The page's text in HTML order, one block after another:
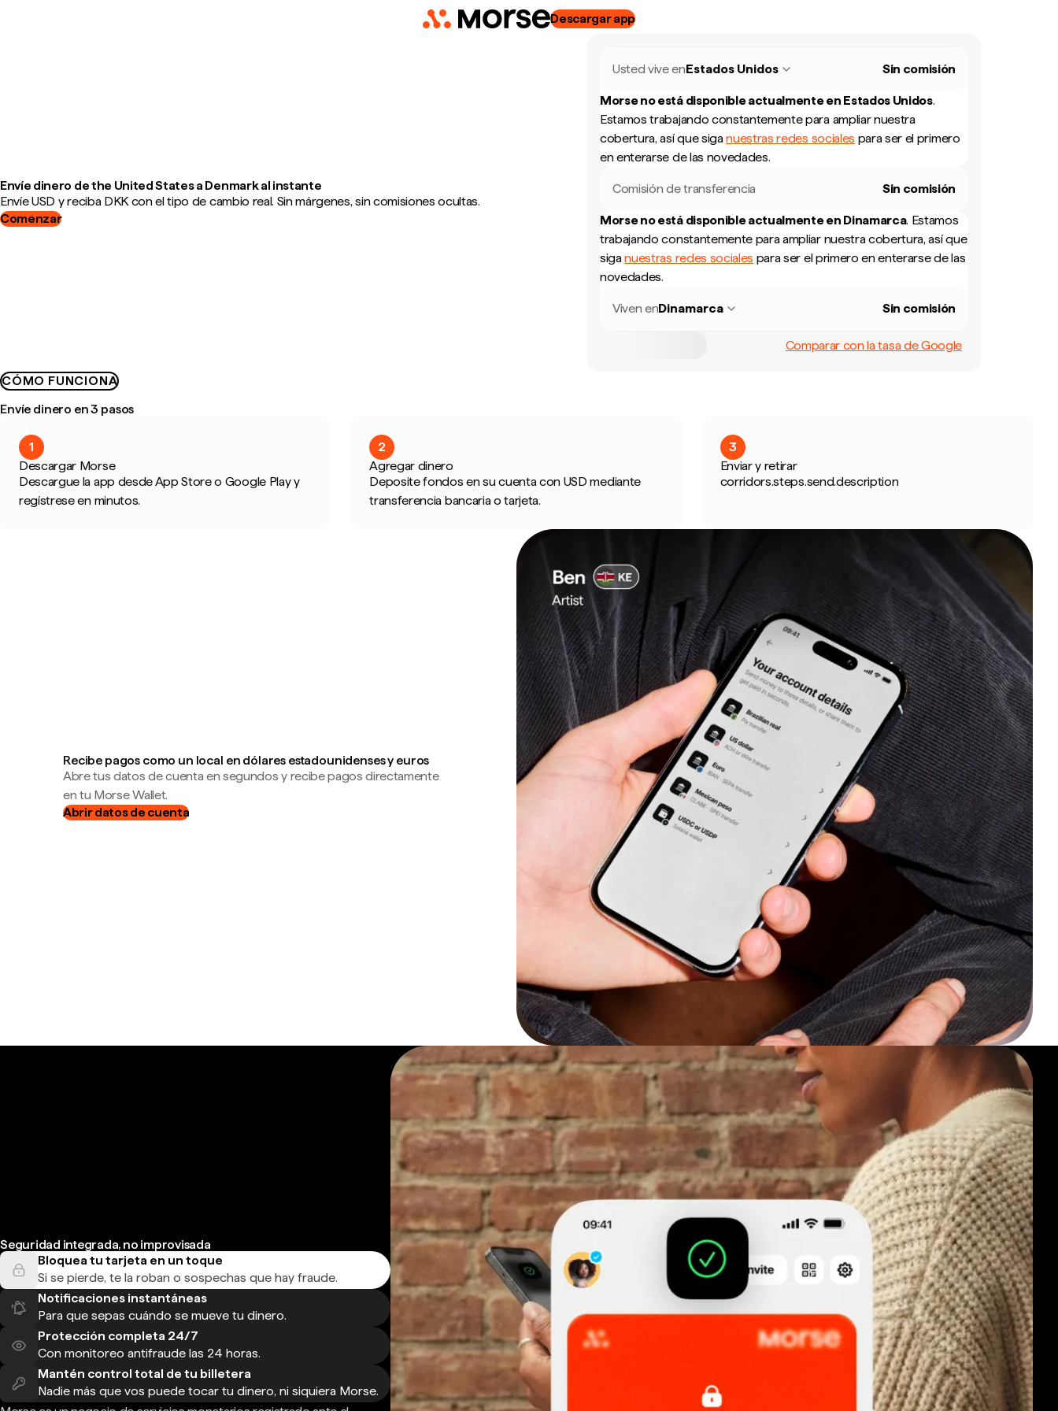
Descargar app
Envíe dinero de the United States a Denmark al instante
Envíe USD y reciba DKK con el tipo de cambio real. Sin márgenes, sin comisiones ocultas.
Comenzar
Usted vive enEstados Unidos Sin comisión
Morse no está disponible actualmente en Estados Unidos.
Estamos trabajando constantemente para ampliar nuestra
cobertura, así que siganuestras redes sociales para ser el primero
en enterarse de las novedades.
Comisión de transferencia Sin comisión
Morse no está disponible actualmente en Dinamarca. Estamos
trabajando constantemente para ampliar nuestra cobertura, así que
siganuestras redes sociales para ser el primero en enterarse de las
novedades.
Viven enDinamarca Sin comisión
Comparar con la tasa de Google
CÓMO FUNCIONA
Envíe dinero en 3 pasos
1
Descargar Morse
Descargue la app desde App Store o Google Play y
regístrese en minutos.
2
Agregar dinero
Deposite fondos en su cuenta con USD mediante
transferencia bancaria o tarjeta.
3
Enviar y retirar
corridors.steps.send.description
Recibe pagos como un local en dólares estadounidenses y euros
Abre tus datos de cuenta en segundos y recibe pagos directamente
en tu Morse Wallet.
Abrir datos de cuenta
Seguridad integrada, no improvisada
Bloquea tu tarjeta en un toque
Si se pierde, te la roban o sospechas que hay fraude.
Notificaciones instantáneas
Para que sepas cuándo se mueve tu dinero.
Protección completa 24/7
Con monitoreo antifraude las 24 horas.
Mantén control total de tu billetera
Nadie más que vos puede tocar tu dinero, ni siquiera Morse.